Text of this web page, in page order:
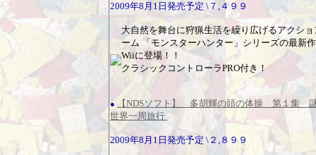
2009年8月1日発売予定 \７,４９９
大自然を舞台に狩猟生活を繰り広げるアクショ
ーム 「モンスターハンター」シリーズの最新
Wiiに登場！！
クラシックコントローラPRO付き！
●
【NDSソフト】 多胡輝の頭の体操 第１集
世界一周旅行
2009年8月1日発売予定 \２,８９９